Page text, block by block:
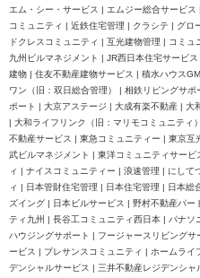
エム・シー・サービス | エムジー総合サービ
コミュニティ | 近鉄住宅管理 | クラシテ | グ
ドクレスコミュニティ | 互光建物管理 | コミ
九州ビルマネジメント | JR西日本住宅サービ
建物 | 住友不動産建物サービス | 積水ハウス
ワン（旧：双日総合管理） | 相鉄リビングサ
ポート | 大京アステージ | 大成有楽不動産 | 大
| 大和ライフリンク（旧：マリモコミュニテ
不動産サービス | 東急コミュニティー | 東京
武ビルマネジメント | 東洋コミュニティサー
ィ | ナイスコミュニティー | 浪速管理 | にし
ィ | 日本管財住宅管理 | 日本住宅管理 | 日本
ズイング | 日本ビルサービス | 野村不動産パ
ティ九州 | 長谷工コミュニティ西日本 | パナ
ハウジングサポート | フージャースリビング
ービス | プレサンスコミュニティ | ホームラ
デンシャルサービス | 三井不動産レジデンシ